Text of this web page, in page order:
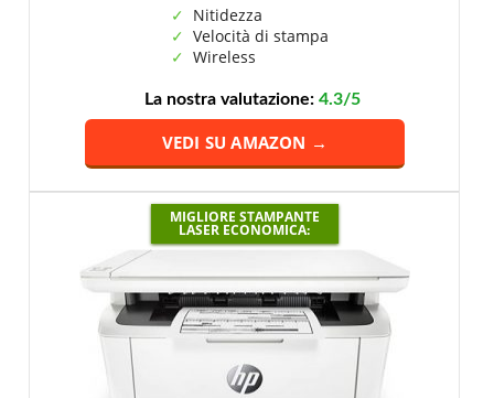
Nitidezza
Velocità di stampa
Wireless
La nostra valutazione: 4.3/5
VEDI SU AMAZON →
MIGLIORE STAMPANTE
LASER ECONOMICA: